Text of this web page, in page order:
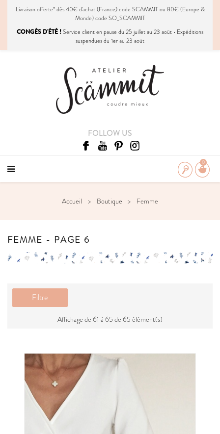
Livraison offerte* dès 40€ d'achat (France) code SCAMMIT ou 80€ (Europe &
Monde) code SO_SCAMMIT
CONGÉS D'ÉTÉ !Service client en pause du 25 juillet au 23 août • Expéditions
suspendues du 1er au 23 août
FOLLOW US
0
Accueil Boutique Femme
FEMME - PAGE 6
Filtre
Affichage de 61 à 65 de 65 élément(s)